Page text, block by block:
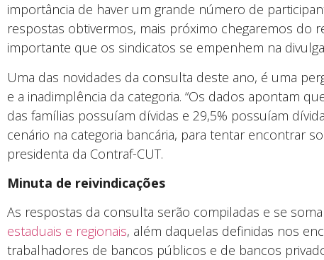
importância de haver um grande número de
respostas obtivermos, mais próximo chegaremos do
importante que os sindicatos se empenhem na
Uma das novidades da consulta deste ano, é uma
e a inadimplência da categoria. “Os dados apontam
das famílias possuíam dívidas e 29,5% possuíam
cenário na categoria bancária, para tentar encontrar
presidenta da Contraf-CUT.
Minuta de reivindicações
As respostas da consulta serão compiladas e se
estaduais e regionais, além daquelas definidas nos
trabalhadores de bancos públicos e de bancos